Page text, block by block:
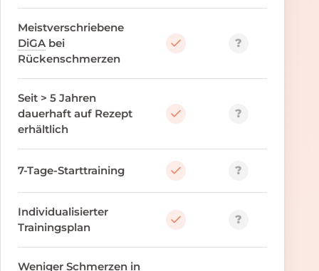
Meistverschriebene
DiGA bei
Rückenschmerzen
?
Seit > 5 Jahren
dauerhaft auf Rezept
erhältlich
?
7-Tage-Starttraining ?
Individualisierter
Trainingsplan
?
Weniger Schmerzen in